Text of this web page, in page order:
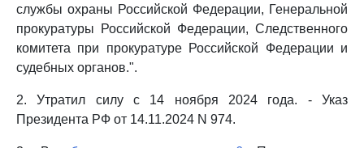
службы охраны Российской Федерации, Генеральной
прокуратуры Российской Федерации, Следственного
комитета при прокуратуре Российской Федерации и
судебных органов.".
2. Утратил силу с 14 ноября 2024 года. - Указ
Президента РФ от 14.11.2024 N 974.